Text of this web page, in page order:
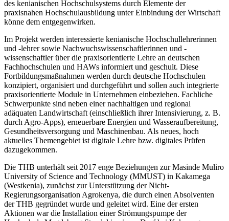
des kenianischen Hochschulsystems durch Elemente der
praxisnahen Hochschulausbildung unter Einbindung der Wirtschaft
könne dem entgegenwirken.
Im Projekt werden interessierte kenianische Hochschullehrerinnen
und -lehrer sowie Nachwuchswissenschaftlerinnen und -
wissenschaftler über die praxisorientierte Lehre an deutschen
Fachhochschulen und HAWs informiert und geschult. Diese
Fortbildungsmaßnahmen werden durch deutsche Hochschulen
konzipiert, organisiert und durchgeführt und sollen auch integrierte
praxisorientierte Module in Unternehmen einbeziehen. Fachliche
Schwerpunkte sind neben einer nachhaltigen und regional
adäquaten Landwirtschaft (einschließlich ihrer Intensivierung, z. B.
durch Agro-Apps), erneuerbare Energien und Wasseraufbereitung,
Gesundheitsversorgung und Maschinenbau. Als neues, hoch
aktuelles Themengebiet ist digitale Lehre bzw. digitales Prüfen
dazugekommen.
Die THB unterhält seit 2017 enge Beziehungen zur Masinde Muliro
University of Science and Technology (MMUST) in Kakamega
(Westkenia), zunächst zur Unterstützung der Nicht-
Regierungsorganisation Agrokenya, die durch einen Absolventen
der THB gegründet wurde und geleitet wird. Eine der ersten
Aktionen war die Installation einer Strömungspumpe der